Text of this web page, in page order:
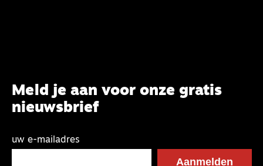
Meld je aan voor onze gratis
nieuwsbrief
uw e-mailadres